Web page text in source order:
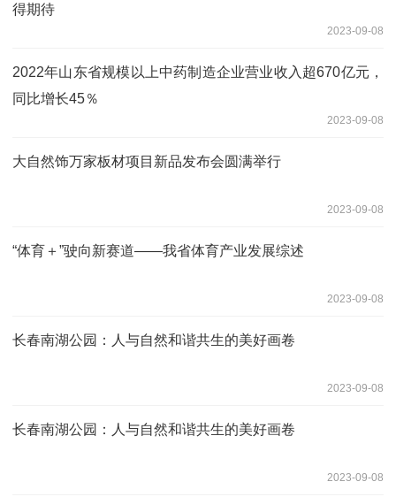
得期待
2023-09-08
2022年山东省规模以上中药制造企业营业收入超670亿元，
同比增长45％
2023-09-08
大自然饰万家板材项目新品发布会圆满举行
2023-09-08
“体育＋”驶向新赛道——我省体育产业发展综述
2023-09-08
长春南湖公园：人与自然和谐共生的美好画卷
2023-09-08
长春南湖公园：人与自然和谐共生的美好画卷
2023-09-08